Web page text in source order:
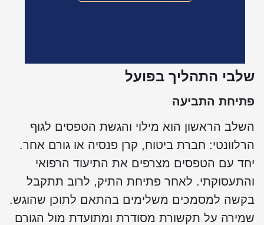
שלבי התהליך בפועל
פתיחת התביעה
השלב הראשון הוא מילוי והגשת הטפסים לגוף
הרלוונטי: חברת ביטוח, קרן פנסיה או גורם אחר.
יחד עם הטפסים מצרפים את התיעוד הרפואי
והתעסוקתי. לאחר פתיחת התיק, לרוב תתקבל
בקשה למסמכים משלימים בהתאם לתוכן שהוגש.
שמירה על תקשורת מסודרת ומתועדת מול הגורם